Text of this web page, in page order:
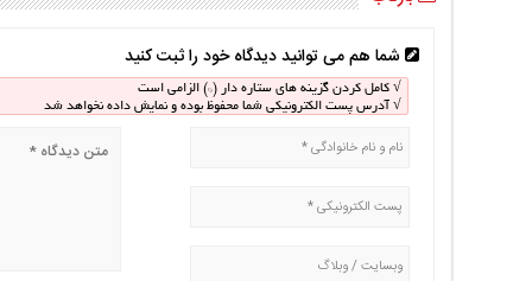
شما هم می توانید دیدگاه خود را ثبت کنید
√ کامل کردن گزینه های ستاره دار (*) الزامی است
√ آدرس پست الکترونیکی شما محفوظ بوده و نمایش داده نخواهد شد